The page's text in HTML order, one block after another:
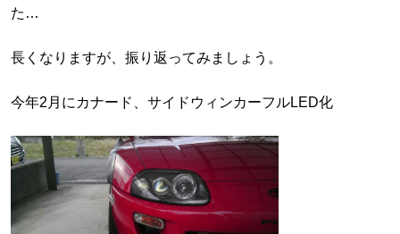
た…
長くなりますが、振り返ってみましょう。
今年2月にカナード、サイドウィンカーフルLED化